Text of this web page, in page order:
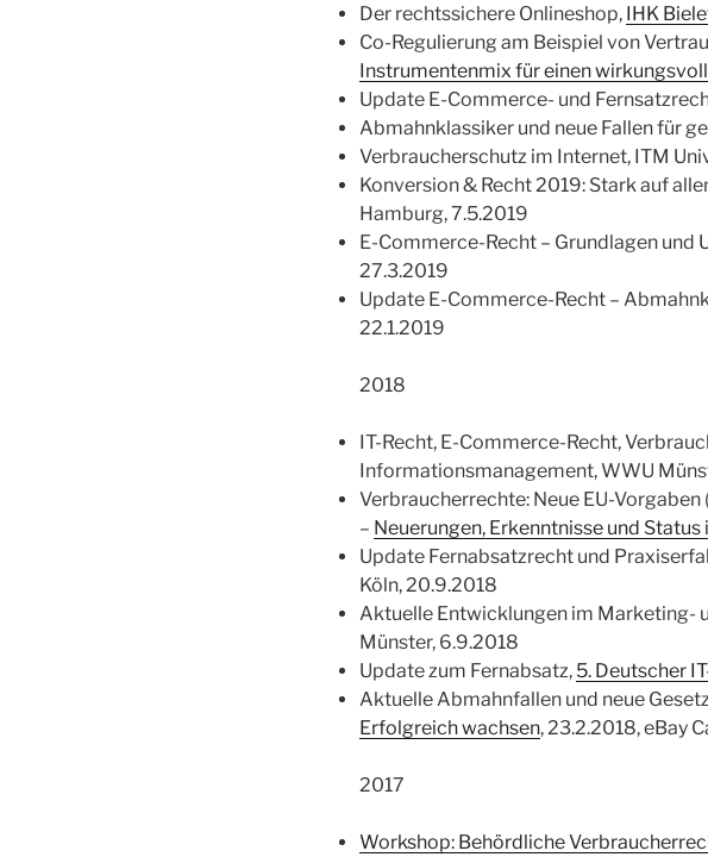
Der rechtssichere Onlineshop, IHK
Co-Regulierung am Beispiel von
Instrumentenmix für einen
Update E-Commerce- und
Abmahnklassiker und neue Fallen für
Verbraucherschutz im Internet, ITM
Konversion & Recht 2019: Stark auf
Hamburg, 7.5.2019
E-Commerce-Recht – Grundlagen und
27.3.2019
Update E-Commerce-Recht –
22.1.2019
2018
IT-Recht, E-Commerce-Recht,
Informationsmanagement, WWU
Verbraucherrechte: Neue EU-
– Neuerungen, Erkenntnisse und
Update Fernabsatzrecht und
Köln, 20.9.2018
Aktuelle Entwicklungen im Marketing-
Münster, 6.9.2018
Update zum Fernabsatz, 5. Deutscher
Aktuelle Abmahnfallen und neue
Erfolgreich wachsen, 23.2.2018, eBay
2017
Workshop: Behördliche